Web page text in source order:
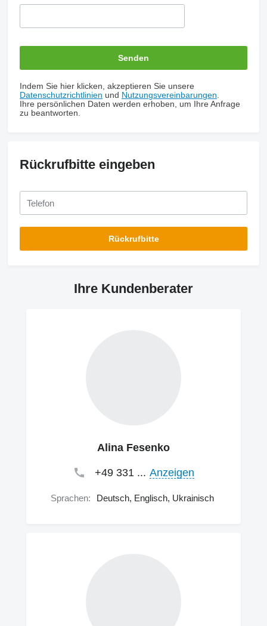
Indem Sie hier klicken, akzeptieren Sie unsere
Datenschutzrichtlinien und Nutzungsvereinbarungen.
Ihre persönlichen Daten werden erhoben, um Ihre Anfrage
zu beantworten.
Rückrufbitte eingeben
Ihre Kundenberater
Alina Fesenko
+49 331 ... Anzeigen
Sprachen: Deutsch, Englisch, Ukrainisch